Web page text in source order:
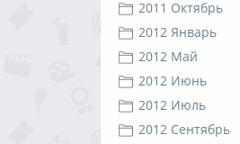
2011 Октябрь
2012 Январь
2012 Май
2012 Июнь
2012 Июль
2012 Сентябрь